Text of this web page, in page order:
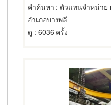
คำค้นหา : ตัวแทนจำหน่าย
อำเภอบางพลี
ดู : 6036 ครั้ง